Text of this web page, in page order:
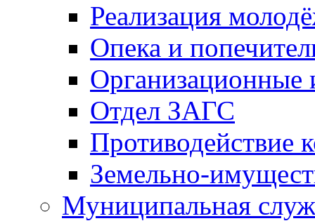
Реализация
Опека и
Отдел ЗАГС
Противодействие
Земельно-
Муниципальная